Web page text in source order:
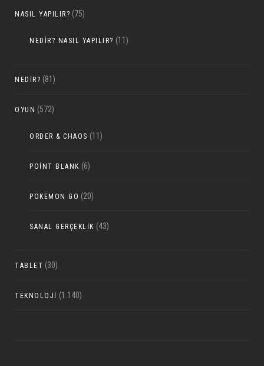
NASIL YAPILIR? (75)
NEDIR? NASIL YAPILIR? (11)
NEDIR? (81)
OYUN (572)
ORDER & CHAOS (11)
POINT BLANK (6)
POKEMON GO (20)
SANAL GERÇEKLIK (43)
TABLET (30)
TEKNOLOJI (1.140)